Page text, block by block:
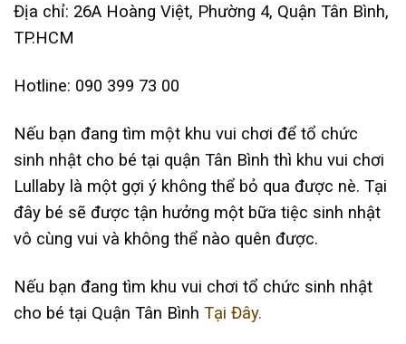
Địa chỉ: 26A Hoàng Việt, Phường 4, Quận Tân Bình,
TP.HCM
Hotline: 090 399 73 00
Nếu bạn đang tìm một khu vui chơi để tổ chức
sinh nhật cho bé tại quận Tân Bình thì khu vui chơi
Lullaby là một gợi ý không thể bỏ qua được nè. Tại
đây bé sẽ được tận hưởng một bữa tiệc sinh nhật
vô cùng vui và không thể nào quên được.
Nếu bạn đang tìm khu vui chơi tổ chức sinh nhật
cho bé tại Quận Tân Bình Tại Đây.